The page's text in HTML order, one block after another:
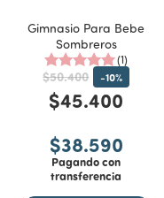
Gimnasio Para Bebe
Sombreros
(1)
$50.400 -10%
$45.400
$38.590
Pagando con
transferencia